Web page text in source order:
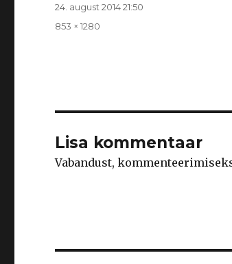
Postitatud
24. august 2014 21:50
Täissuurus
853 × 1280
Lisa kommentaar
Vabandust,